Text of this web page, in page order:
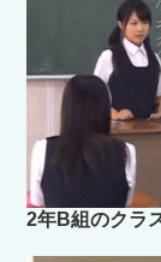
2年B組のクラ